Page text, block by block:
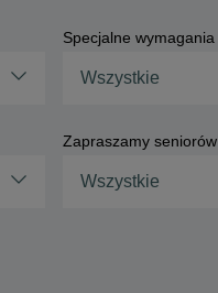
Specjalne wymagania
Wszystkie
Zapraszamy seniorów
Wszystkie